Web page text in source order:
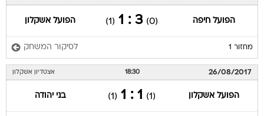
הפועל חיפה (0)
3 : 1
(1) הפועל אשקלון
מחזור 1 לסיקור המשחק
26/08/2017
18:30 אצטדיון אשקלון
הפועל אשקלון (1)
1 : 1
(1) בני יהודה